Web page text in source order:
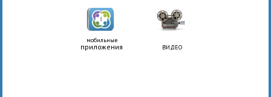
мобильные
приложения ВИДЕО